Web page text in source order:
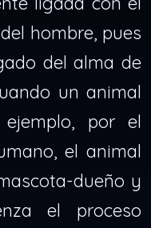
hombre, pues
del alma de
un animal
por el
el animal
dueño y
el proceso